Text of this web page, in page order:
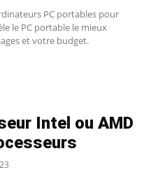
PC portables pour
le PC portable le mieux
et votre budget.
Intel ou AMD